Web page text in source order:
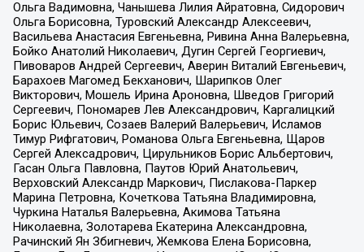
Ольга Вадимовна, Чанышева Лилия Айратовна, Сидорович
Ольга Борисовна, Туровский Александр Алексеевич,
Васильева Анастасия Евгеньевна, Ривина Анна Валерьевна,
Бойко Анатолий Николаевич, Дугин Сергей Георгиевич,
Пивоваров Андрей Сергеевич, Аверин Виталий Евгеньевич,
Барахоев Магомед Бекханович, Шарипков Олег
Викторович, Мошель Ирина Ароновна, Шведов Григорий
Сергеевич, Пономарев Лев Александрович, Каргалицкий
Борис Юльевич, Созаев Валерий Валерьевич, Исламов
Тимур Рифгатович, Романова Ольга Евгеньевна, Щаров
Сергей Алексадрович, Цирульников Борис Альбертович,
Гасан Ольга Павловна, Паутов Юрий Анатольевич,
Верховский Александр Маркович, Пислакова-Паркер
Марина Петровна, Кочеткова Татьяна Владимировна,
Чуркина Наталья Валерьевна, Акимова Татьяна
Николаевна, Золотарева Екатерина Александровна,
Рачинский Ян Збигневич, Жемкова Елена Борисовна,